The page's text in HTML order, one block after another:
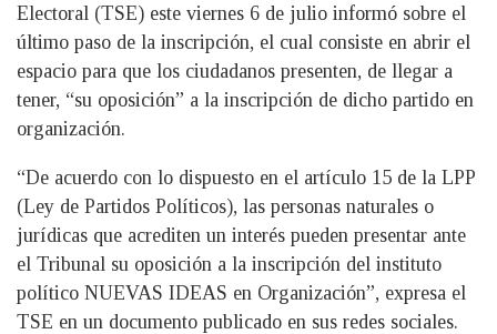
Electoral (TSE) este viernes 6 de julio informó sobre el
último paso de la inscripción, el cual consiste en abrir el
espacio para que los ciudadanos presenten, de llegar a
tener, “su oposición” a la inscripción de dicho partido en
organización.
“De acuerdo con lo dispuesto en el artículo 15 de la LPP
(Ley de Partidos Políticos), las personas naturales o
jurídicas que acrediten un interés pueden presentar ante
el Tribunal su oposición a la inscripción del instituto
político NUEVAS IDEAS en Organización”, expresa el
TSE en un documento publicado en sus redes sociales.